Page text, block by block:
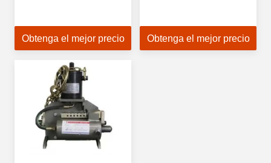
Obtenga el mejor precio Obtenga el mejor precio